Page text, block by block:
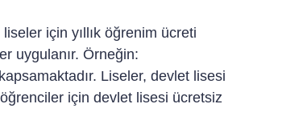
için yıllık öğrenim ücreti
uygulanır. Örneğin:
Liseler, devlet lisesi
için devlet lisesi ücretsiz